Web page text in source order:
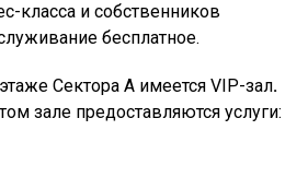
класса и собственников
бесплатное.
Сектора А имеется VIP-зал.
зале предоставляются услуги: